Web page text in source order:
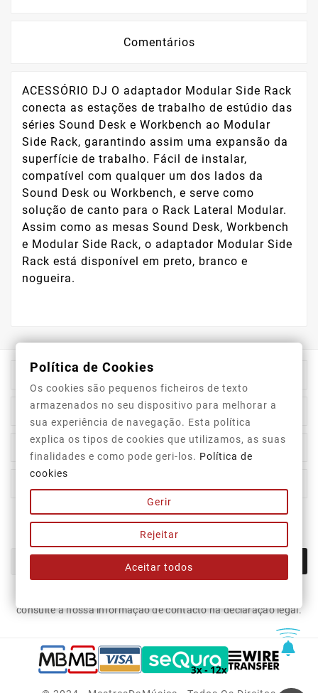
Comentários
ACESSÓRIO DJ O adaptador Modular Side Rack
conecta as estações de trabalho de estúdio das
séries Sound Desk e Workbench ao Modular
Side Rack, garantindo assim uma expansão da
superfície de trabalho. Fácil de instalar,
compatível com qualquer um dos lados da
Sound Desk ou Workbench, e serve como
solução de canto para o Rack Lateral Modular.
Assim como as mesas Sound Desk, Workbench
e Modular Side Rack, o adaptador Modular Side
Rack está disponível em preto, branco e
nogueira.
Informação Da Loja
Top Categorias
A Nossa Empresa

Newsletter
consulte a nossa informação de contacto na declaração legal.
Política de Cookies
Os cookies são pequenos ficheiros de texto
armazenados no seu dispositivo para melhorar a
sua experiência de navegação. Esta política
explica os tipos de cookies que utilizamos, as suas
finalidades e como pode geri-los. Política de
cookies
Gerir
Rejeitar
Aceitar todos